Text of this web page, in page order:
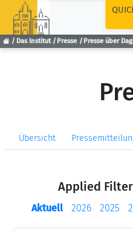
Das Institut Presse Presse über
Übersicht
Applied
Aktuell 2026 2025